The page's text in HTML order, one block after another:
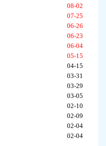
08-02
07-25
06-26
06-23
06-04
05-15
04-15
03-31
03-29
03-05
02-10
02-09
02-04
02-04